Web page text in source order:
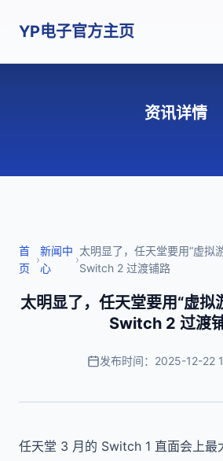
YP电子官方主页
资讯详情
首
页
›
新闻中
心
›
太明显了，任天堂要用“虚拟
Switch 2 过渡铺路
太明显了，任天堂要用“虚拟
Switch 2 过渡
发布时间：2025-12-22
任天堂 3 月的 Switch 1 直面会上最